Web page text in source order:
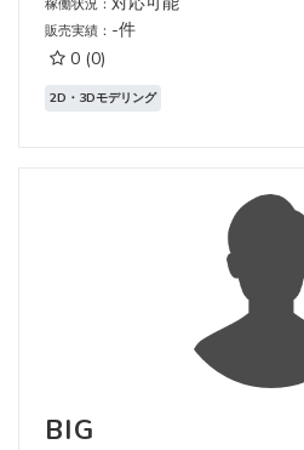
稼働状況：
販売実績： -件
0 (0)
2D・3Dモデリング
BIG